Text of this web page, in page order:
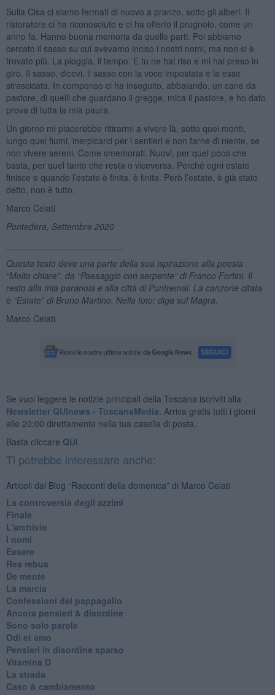
Sulla Cisa ci siamo fermati di nuovo a pranzo, sotto gli alberi. Il
ristoratore ci ha riconosciuto e ci ha offerto il prugnolo, come un
anno fa. Hanno buona memoria da quelle parti. Poi abbiamo
cercato il sasso su cui avevamo inciso i nostri nomi, ma non si è
trovato più. La pioggia, il tempo. E tu ne hai riso e mi hai preso in
giro. Il sasso, dicevi, il sasso con la voce impostata e la esse
strascicata. In compenso ci ha inseguito, abbaiando, un cane da
pastore, di quelli che guardano il gregge, mica il pastore, e ho dato
prova di tutta la mia paura.
Un giorno mi piacerebbe ritirarmi a vivere là, sotto quei monti,
lungo quei fiumi, inerpicarci per i sentieri e non farne di niente, se
non vivere sereni. Come smemorati. Nuovi, per quel poco che
basta, per quel tanto che resta o viceversa. Perché ogni estate
finisce e quando l’estate è finita, è finita. Però l’estate, è già stato
detto, non è tutto.
Marco Celati
Pontedera, Settembre 2020
Questo testo deve una parte della sua ispirazione alla poesia
“Molto chiare”, da “Paesaggio con serpente” di Franco Fortini. Il
resto alla mia paranoia e alla città di Puntremal. La canzone citata
è “Estate” di Bruno Martino. Nella foto: diga sul Magra.
Marco Celati
Se vuoi leggere le notizie principali della Toscana iscriviti alla
Newsletter QUInews - ToscanaMedia. Arriva gratis tutti i giorni
alle 20:00 direttamente nella tua casella di posta.
Basta cliccare QUI
Ti potrebbe interessare anche:
Articoli dal Blog “Racconti della domenica” di Marco Celati
La controversia degli azzimi
Finale
L'archivio
I nomi
Essere
Res rebus
De mente
La marcia
Confessioni del pappagallo
Ancora pensieri & disordine
Sono solo parole
Odi et amo
Pensieri in disordine sparso
Vitamina D
La strada
Caso & cambiamento